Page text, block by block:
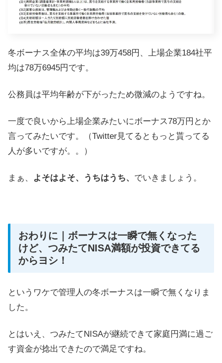
冬ボーナス全体の平均は39万458円、上場企業184社平
均は78万6945円です。
公務員は平均年齢が下がったため微減のようですね。
一度で良いから上場企業みたいにボーナス78万円とか
言ってみたいです。（Twitter見てるともっと貰ってる
人が多いですが。。）
まぁ、 よそはよそ、うちはうち、 でいきましょう。
おわりに｜ボーナスは一瞬で無くなった
けど、つみたてNISA満額が投資できてる
からヨシ！
というワケで管理人の冬ボーナスは一瞬で無くなりま
した。
とはいえ、つみたてNISAが継続できて家庭円満に過ご
す資金が捻出できたので満足ですね。